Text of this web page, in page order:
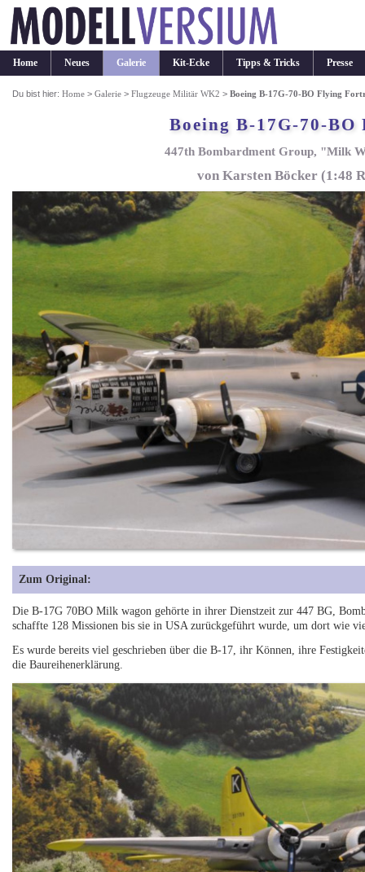
Home Neues Galerie Kit-Ecke Tipps & Tricks Presse
Du bist hier:Home >Galerie >Flugzeuge Militär WK2 >Boeing B-17G-70-BO Flying
Boeing B-17G-70-
447th Bombardment Group, "Milk
von Karsten Böcker (1:48
Zum Original:
Die B-17G 70BO Milk wagon gehörte in ihrer Dienstzeit zur 447 BG,
schaffte 128 Missionen bis sie in USA zurückgeführt wurde, um dort wie
Es wurde bereits viel geschrieben über die B-17, ihr Können, ihre
die Baureihenerklärung.